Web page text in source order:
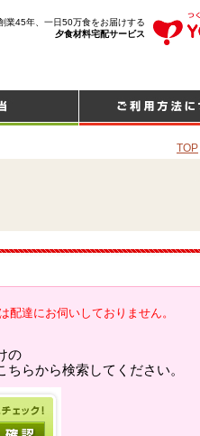
業45年、一日50万食をお届けする
夕食材料宅配サービス
TOP
達にお伺いしておりません。
の
ちらから検索してください。